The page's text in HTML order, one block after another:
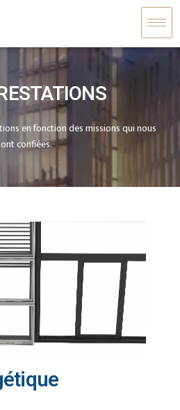
en fonction des missions qui nous
confiées.